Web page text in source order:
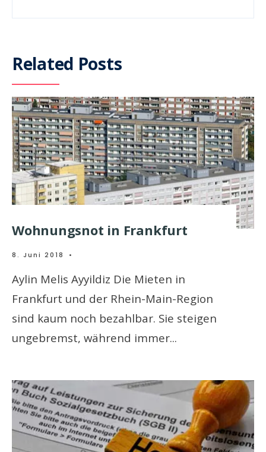
Related Posts
Wohnungsnot in Frankfurt
8. Juni 2018 •
Aylin Melis Ayyildiz Die Mieten in
Frankfurt und der Rhein-Main-Region
sind kaum noch bezahlbar. Sie steigen
ungebremst, während immer...